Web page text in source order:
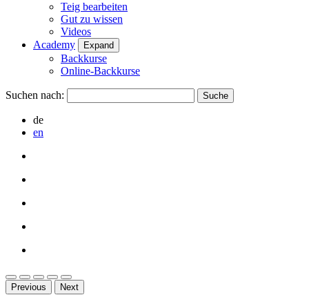
Teig bearbeiten
Gut zu wissen
Videos
Academy
Expand
Backkurse
Online-Backkurse
Suchen nach:
de
en
Previous Next